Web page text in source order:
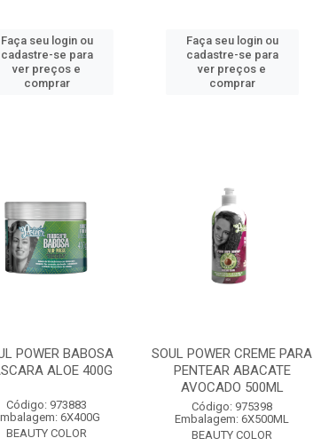
Faça seu login ou
cadastre-se para
ver preços e
comprar
Faça seu login ou
cadastre-se para
ver preços e
comprar
POWER BABOSA
ALOE 400G
Código: 973883
6X400G
BEAUTY COLOR
SOUL POWER CREME PARA
PENTEAR ABACATE
AVOCADO 500ML
Código: 975398
Embalagem: 6X500ML
BEAUTY COLOR